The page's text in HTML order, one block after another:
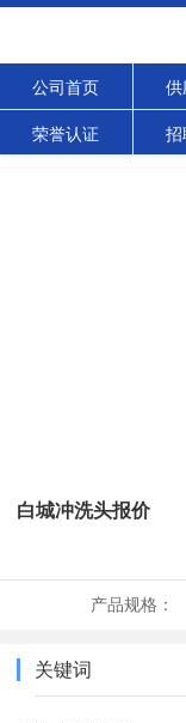
公司首页 供
荣誉认证 招
白城冲洗头报价
产品规格：
关键词